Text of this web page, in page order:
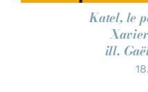
Katel, le
ill.